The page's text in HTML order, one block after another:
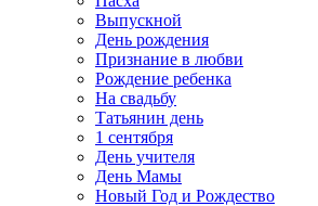
Выпускной
День рождения
Признание в любви
Рождение ребенка
На свадьбу
Татьянин день
1 сентября
День учителя
День Мамы
Новый Год и Рождество